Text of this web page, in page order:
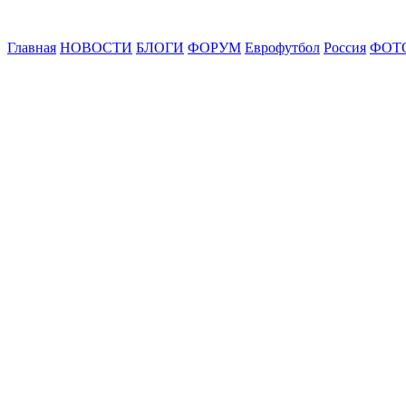
Главная НОВОСТИ БЛОГИ ФОРУМ Еврофутбол Россия